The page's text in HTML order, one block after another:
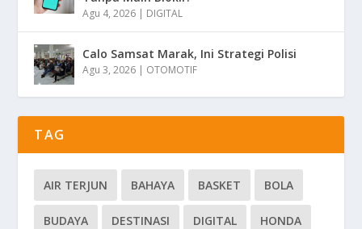
Agu 4, 2026 | DIGITAL
Calo Samsat Marak, Ini Strategi Polisi
Agu 3, 2026 | OTOMOTIF
TAG
AIR TERJUN BAHAYA BASKET BOLA
BUDAYA DESTINASI DIGITAL HONDA